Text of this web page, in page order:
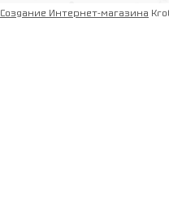
Создание Интернет-магазина